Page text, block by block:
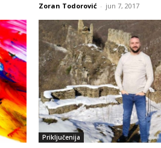
Zoran Todorović - jun 7, 2017
Priključenija